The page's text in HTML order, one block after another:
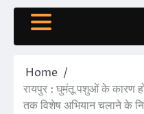
Home
रायपुर : घुमंतू पशुओं के कारण
तक विशेष अभियान चलाने के